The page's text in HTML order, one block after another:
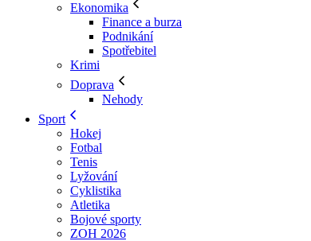
Ekonomika
Finance a burza
Podnikání
Spotřebitel
Krimi
Doprava
Nehody
Sport
Hokej
Fotbal
Tenis
Lyžování
Cyklistika
Atletika
Bojové sporty
ZOH 2026